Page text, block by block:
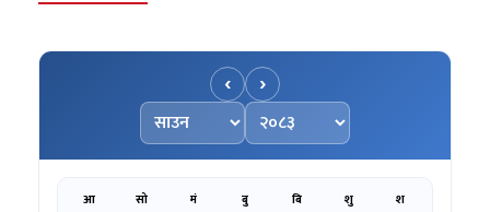
‹
महिना चयन गर्नुहोस्
वर्ष चयन गर्नुहोस्
›
आ सो मं बु बि शु श